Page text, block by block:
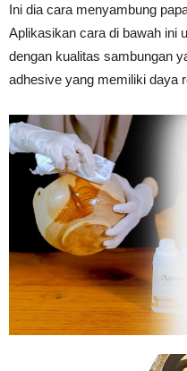
Cepat
Tahan
Ini dia cara menyambung
Aplikasikan cara di bawah ini
dengan kualitas sambungan
adhesive yang memiliki daya